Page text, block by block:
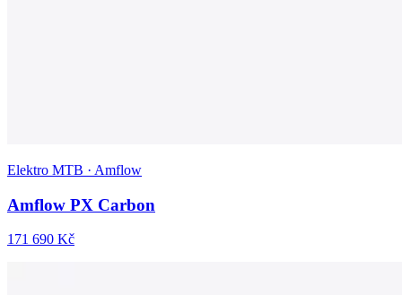
Elektro MTB · Amflow
Amflow PX Carbon
171 690 Kč